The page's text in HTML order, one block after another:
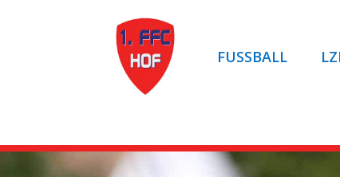
FUSSBALL